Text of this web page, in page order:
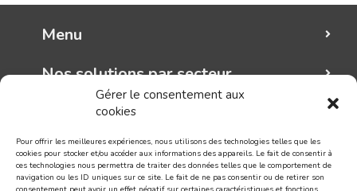
Gérer le consentement aux
cookies
Pour offrir les meilleures expériences, nous utilisons des technologies telles que les
cookies pour stocker et/ou accéder aux informations des appareils. Le fait de consentir à
ces technologies nous permettra de traiter des données telles que le comportement de
navigation ou les ID uniques sur ce site. Le fait de ne pas consentir ou de retirer son
Menu
Nos solutions par secteur
Mungo graphic
Suivez-nous!